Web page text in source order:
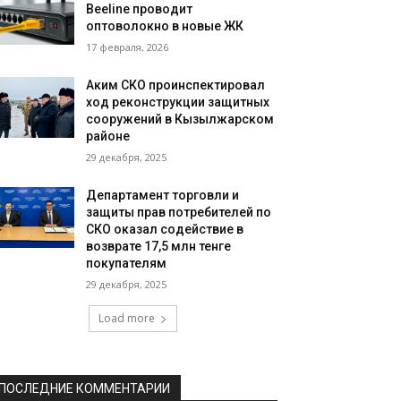
Beeline проводит
оптоволокно в новые ЖК
17 февраля, 2026
Аким СКО проинспектировал
ход реконструкции защитных
сооружений в Кызылжарском
районе
29 декабря, 2025
Департамент торговли и
защиты прав потребителей по
СКО оказал содействие в
возврате 17,5 млн тенге
покупателям
29 декабря, 2025
Load more
КОММЕНТАРИИ